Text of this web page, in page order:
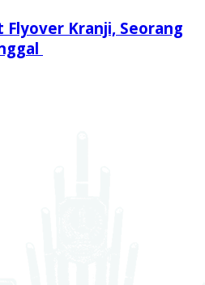
Flyover Kranji, Seorang